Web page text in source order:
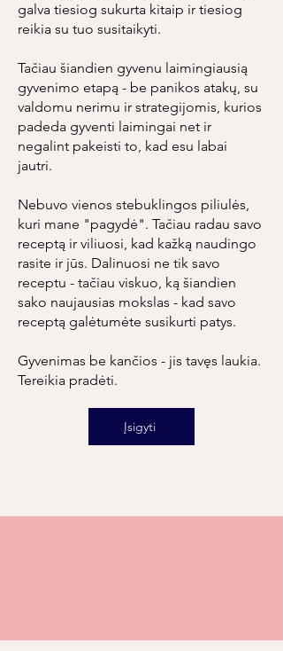
galva tiesiog sukurta kitaip ir tiesiog
reikia su tuo susitaikyti.
Tačiau šiandien gyvenu laimingiausią
gyvenimo etapą - be panikos atakų, su
valdomu nerimu ir strategijomis, kurios
padeda gyventi laimingai net ir
negalint pakeisti to, kad esu labai
jautri.
Nebuvo vienos stebuklingos piliulės,
kuri mane "pagydė". Tačiau radau savo
receptą ir viliuosi, kad kažką naudingo
rasite ir jūs. Dalinuosi ne tik savo
receptu - tačiau viskuo, ką šiandien
sako naujausias mokslas - kad savo
receptą galėtumėte susikurti patys.
Gyvenimas be kančios - jis tavęs laukia.
Tereikia pradėti.
Įsigyti